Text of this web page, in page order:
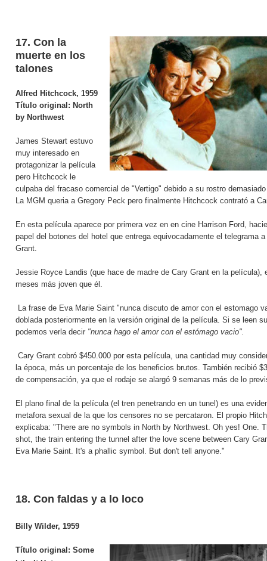
17. Con la
muerte en los
talones
Alfred Hitchcock, 1959
Título original: North
by Northwest
James Stewart estuvo
muy interesado en
protagonizar la película
pero Hitchcock le
culpaba del fracaso comercial de "Vertigo" debido a su rostro
La MGM queria a Gregory Peck pero finalmente Hitchcock contrató a
En esta película aparece por primera vez en en cine Harrison Ford,
papel del botones del hotel que entrega equivocadamente el telegrama
Grant.
Jessie Royce Landis (que hace de madre de Cary Grant en la película),
meses más joven que él.
La frase de Eva Marie Saint "nunca discuto de amor con el estomago
doblada posteriormente en la versión original de la película. Si se leen
podemos verla decir "nunca hago el amor con el estómago vacio".
Cary Grant cobró $450.000 por esta película, una cantidad muy
la época, más un porcentaje de los beneficios brutos. También recibió
de compensación, ya que el rodaje se alargó 9 semanas más de lo
El plano final de la película (el tren penetrando en un tunel) es una
metafora sexual de la que los censores no se percataron. El propio
explicaba: "There are no symbols in North by Northwest. Oh yes! One.
shot, the train entering the tunnel after the love scene between Cary
Eva Marie Saint. It's a phallic symbol. But don't tell anyone."
18. Con faldas y a lo loco
Billy Wilder, 1959
Título original: Some